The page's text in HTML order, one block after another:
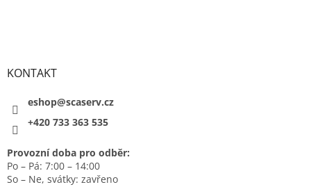
KONTAKT
eshop@scaserv.cz
+420 733 363 535
Provozní doba pro odběr:
Po – Pá: 7:00 – 14:00
So – Ne, svátky: zavřeno